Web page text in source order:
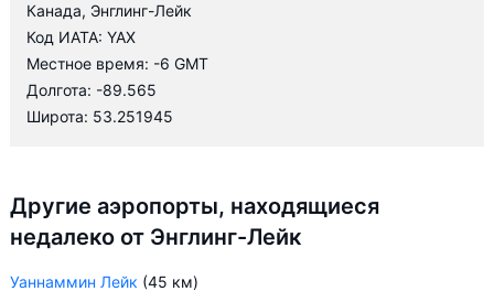
Канада, Энглинг-Лейк
Код ИАТА: YAX
Местное время: -6 GMT
Долгота: -89.565
Широта: 53.251945
Другие аэропорты, находящиеся
недалеко от Энглинг-Лейк
Уаннаммин Лейк (45 км)